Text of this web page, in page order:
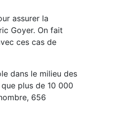
assurer la
Goyer. On fait
ces cas de
dans le milieu des
plus de 10 000
656